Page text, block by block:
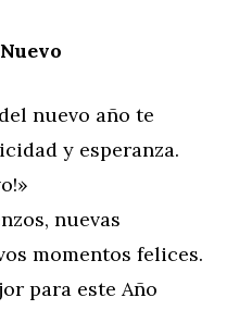
nuevo año te
y esperanza.
nuevas
momentos felices.
para este Año